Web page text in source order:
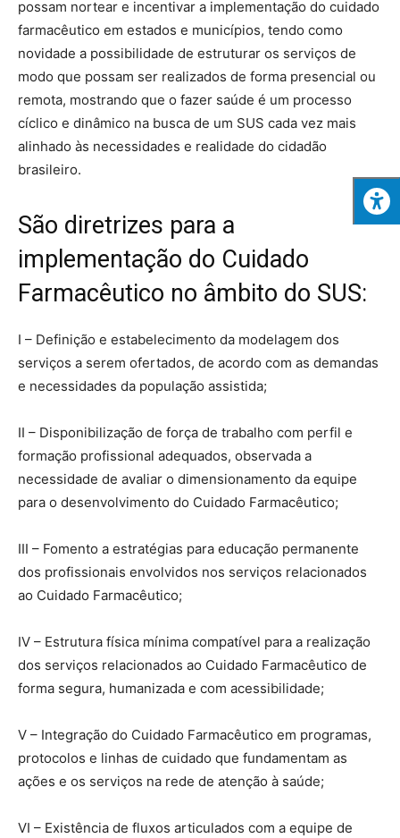
possam nortear e incentivar a implementação do cuidado
farmacêutico em estados e municípios, tendo como
novidade a possibilidade de estruturar os serviços de
modo que possam ser realizados de forma presencial ou
remota, mostrando que o fazer saúde é um processo
cíclico e dinâmico na busca de um SUS cada vez mais
alinhado às necessidades e realidade do cidadão
brasileiro.
São diretrizes para a
implementação do Cuidado
Farmacêutico no âmbito do SUS:
I – Definição e estabelecimento da modelagem dos
serviços a serem ofertados, de acordo com as demandas
e necessidades da população assistida;
II – Disponibilização de força de trabalho com perfil e
formação profissional adequados, observada a
necessidade de avaliar o dimensionamento da equipe
para o desenvolvimento do Cuidado Farmacêutico;
III – Fomento a estratégias para educação permanente
dos profissionais envolvidos nos serviços relacionados
ao Cuidado Farmacêutico;
IV – Estrutura física mínima compatível para a realização
dos serviços relacionados ao Cuidado Farmacêutico de
forma segura, humanizada e com acessibilidade;
V – Integração do Cuidado Farmacêutico em programas,
protocolos e linhas de cuidado que fundamentam as
ações e os serviços na rede de atenção à saúde;
VI – Existência de fluxos articulados com a equipe de